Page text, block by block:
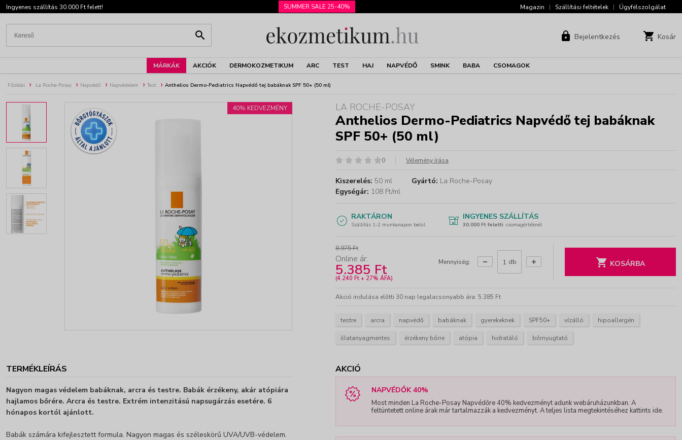
Ingyenes szállítás 30.000 Ft felett! SUMMER SALE 25-40% Magazin | Szállítási feltételek | Ügyfélszolgálat
Bejelentkezés Kosár
MÁRKÁK AKCIÓK DERMOKOZMETIKUM ARC TEST HAJ NAPVÉDŐ SMINK BABA CSOMAGOK
Főoldal La Roche-Posay Napvédő Napvédelem Test Anthelios Dermo-Pediatrics Napvédő tej babáknak SPF 50+ (50 ml)
40% KEDVEZMÉNY LA ROCHE-POSAY
Anthelios Dermo-Pediatrics Napvédő tej babáknak
SPF 50+ (50 ml)
0 Vélemény írása
Kiszerelés: 50 ml Gyártó: La Roche-Posay
Egységár: 108 Ft/ml
RAKTÁRON
Szállítás 1-2 munkanapon belül
INGYENES SZÁLLÍTÁS
30.000 Ft feletti csomagértéknél
8.975 Ft
Online ár:
5.385 Ft
(4.240 Ft + 27% ÁFA)
Mennyiség: db KOSÁRBA
Akció indulása előtti 30 nap legalacsonyabb ára: 5.385 Ft
testre arcra napvédő babáknak gyerekeknek SPF50+ vízálló hipoallergén
illatanyagmentes érzékeny bőrre atópia hidratáló bőrnyugtató
TERMÉKLEÍRÁS
Nagyon magas védelem babáknak, arcra és testre. Babák érzékeny, akár atópiára
hajlamos bőrére. Arcra és testre. Extrém intenzitású napsugárzás esetére. 6
hónapos kortól ajánlott.
Babák számára kifejlesztett formula. Nagyon magas és széleskörű UVA/UVB-védelem.
AKCIÓ
NAPVÉDŐK 40%
Most minden La Roche-Posay Napvédőre 40% kedvezményt adunk webáruházunkban. A
feltüntetett online árak már tartalmazzák a kedvezményt. A teljes lista megtekintéséhez kattints ide.